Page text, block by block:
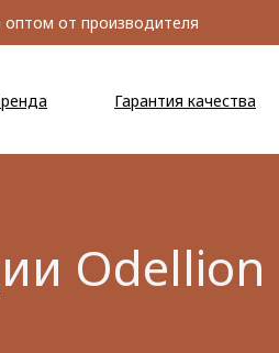
Гарантия качества
от производителя
Odellion